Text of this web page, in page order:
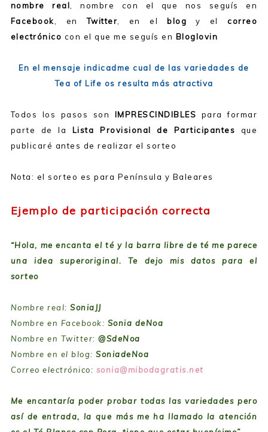
nombre real, nombre con el que nos seguís en
Facebook, enTwitter, en el blog y elcorreo
electrónico con el que me seguís en Bloglovin
En el mensaje indicadme cual de las variedades de
Tea of Life os resulta más atractiva
Todos los pasos son IMPRESCINDIBLES para formar
parte de la
Lista Provisional de Participantes que
publicaré antes de realizar el sorteo
Nota: el sorteo es para Península y Baleares
Ejemplo de participación correcta
“Hola, me encanta el té y la barra libre de té me parece
una idea superoriginal. Te dejo mis datos para el
sorteo
Nombre real: SoniaJJ
Nombre en Facebook: Sonia deNoa
Nombre en Twitter: @SdeNoa
Nombre en el blog: SoniadeNoa
Correo electrónico: sonia@mibodagratis.net
Me encantaría poder probar todas las variedades pero
así de entrada, la que más me ha llamado la atención